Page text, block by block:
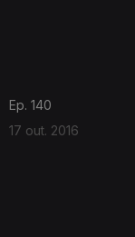
Ep. 140
17 out. 2016